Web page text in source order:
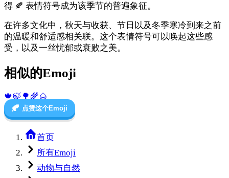
得 🍂 表情符号成为该季节的普遍象征。
在许多文化中，秋天与收获、节日以及冬季寒冷到来之前
的温暖和舒适感相关联。这个表情符号可以唤起这些感
受，以及一丝忧郁或衰败之美。
相似的Emoji
🍁🍃 🌳 🌾🌰
🍂 点赞这个Emoji
首页
所有Emoji
动物与自然